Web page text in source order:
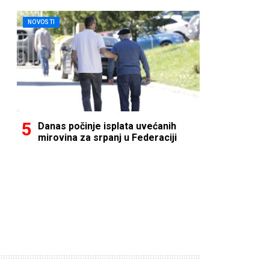
NOVOSTI
Danas počinje isplata uvećanih
mirovina za srpanj u Federaciji